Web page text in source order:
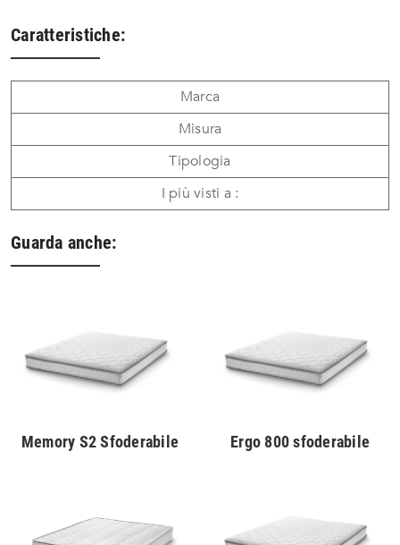
Caratteristiche:
Marca
Misura
Tipologia
I più visti a :
Guarda anche:
Memory S2 Sfoderabile Ergo 800 sfoderabile